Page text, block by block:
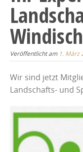
Veröffentlicht am 1. März
Wir sind jetzt
Landschafts- und